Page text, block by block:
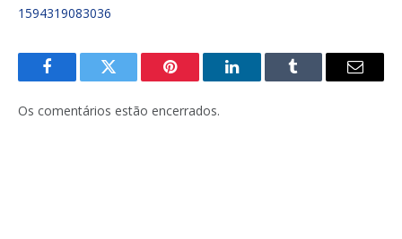
1594319083036
FacebookTwitter Pinterest LinkedInTumblr
E-
Os comentários estão encerrados.